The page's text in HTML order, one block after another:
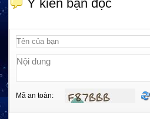
Ý kiến bạn đọc
Mã an toàn: